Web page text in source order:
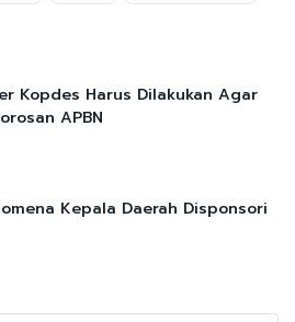
Kopdes Harus Dilakukan Agar
APBN
Kepala Daerah Disponsori